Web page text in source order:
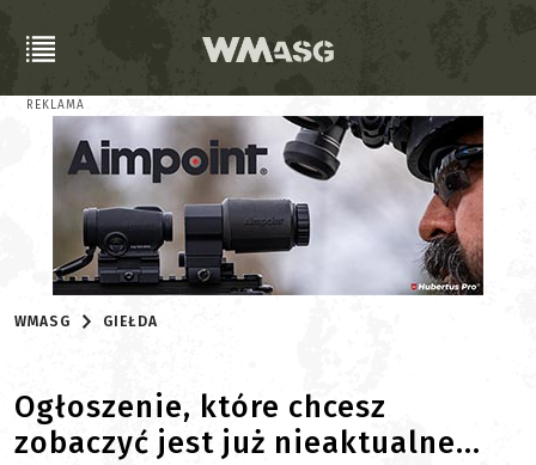
REKLAMA
WMASG GIEŁDA
Ogłoszenie, które chcesz
zobaczyć jest już nieaktualne...